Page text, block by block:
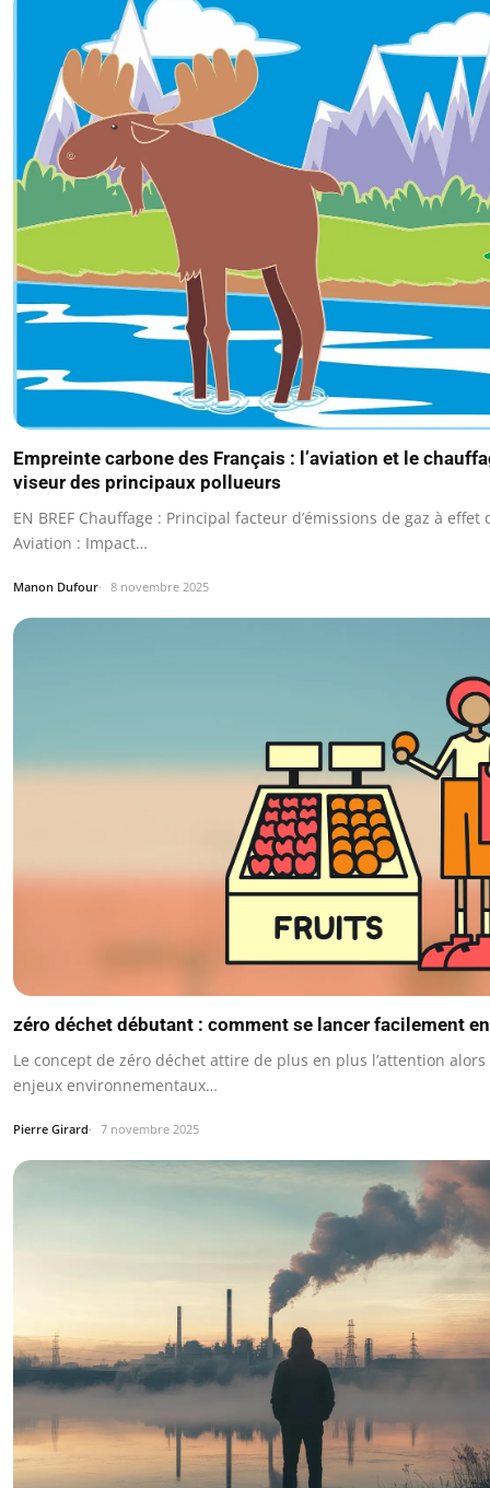
Empreinte carbone des Français : l’aviation et le
viseur des principaux pollueurs
EN BREF Chauffage : Principal facteur d’émissions de gaz à effet
Aviation : Impact…
Manon Dufour 8 novembre 2025
zéro déchet débutant : comment se lancer facilement
Le concept de zéro déchet attire de plus en plus l’attention
enjeux environnementaux…
Pierre Girard 7 novembre 2025